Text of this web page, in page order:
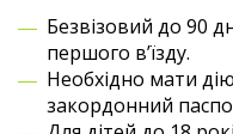
Безвізовий до 90
першого в’їзду.
Необхідно мати
закордонний